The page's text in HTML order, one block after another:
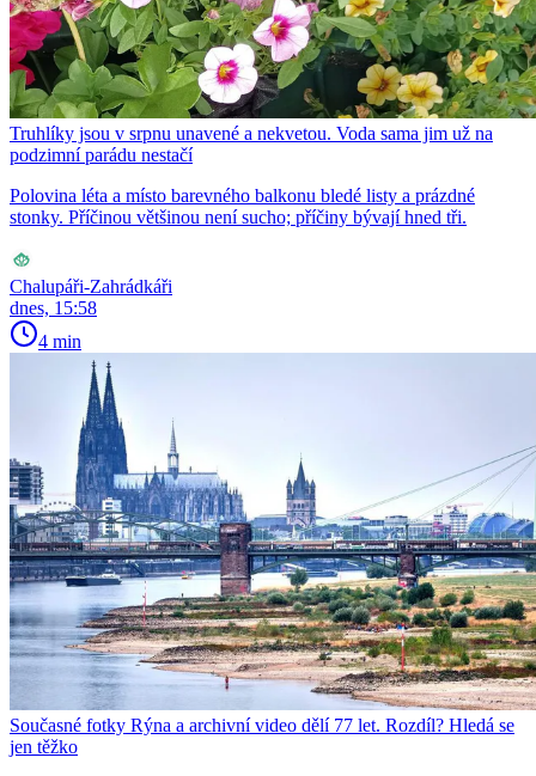
Truhlíky jsou v srpnu unavené a nekvetou. Voda sama jim už na
podzimní parádu nestačí
Polovina léta a místo barevného balkonu bledé listy a prázdné
stonky. Příčinou většinou není sucho; příčiny bývají hned tři.
Chalupáři-Zahrádkáři
dnes, 15:58
4 min
Současné fotky Rýna a archivní video dělí 77 let. Rozdíl? Hledá se
jen těžko